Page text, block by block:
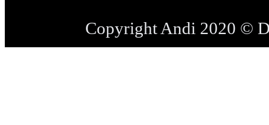
Copyright Andi 2020 ©